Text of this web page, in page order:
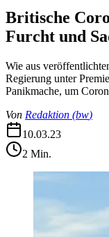
Britische
Furcht und
Wie aus
Regierung unter
Panikmache, um
Von Redaktion (bw)
10.03.23
2 Min.